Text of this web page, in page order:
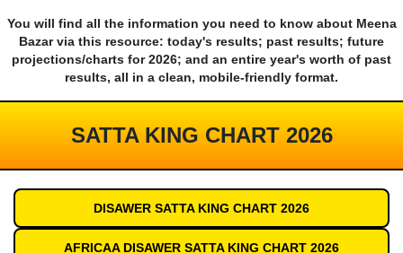
You will find all the information you need to know about Meena
Bazar via this resource: today's results; past results; future
projections/charts for 2026; and an entire year's worth of past
results, all in a clean, mobile-friendly format.
SATTA KING CHART 2026
DISAWER SATTA KING CHART 2026
AFRICAA DISAWER SATTA KING CHART 2026